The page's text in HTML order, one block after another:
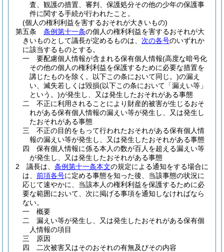
査、観護の措置、審判、保護処分その他の少年の保護事
件に関する手続が行われたこと。
(個人の権利利益を害するおそれが大きいもの)
第五条
条例第十一条の個人の権利利益を害するおそれが大
きいものとして議長が定めるものは、 次の各号のいずれか
に該当するものとする。
一
要配慮個人情報が含まれる保有個人情報(高度な暗号化
その他の個人の権利利益を保護するために必要な措置を
講じたものを除く。以下この条において同じ。)の漏え
い、滅失若しくは毀損(以下この条において「漏えい等」
という。)が発生し、又は発生したおそれがある事態
二
不正に利用されることにより財産的被害が生じるおそ
れがある保有個人情報の漏えい等が発生し、又は発生し
たおそれがある事態
三
不正の目的をもって行われたおそれがある保有個人情
報の漏えい等が発生し、又は発生したおそれがある事態
四
保有個人情報に係る本人の数が百人を超える漏えい等
が発生し、又は発生したおそれがある事態
2
議長は、 条例第十一条本文の規定による通知をする場合に
は、 前項各号に定める事態を知った後、当該事態の状況に
応じて速やかに、当該本人の権利利益を保護するために必
要な範囲において、次に掲げる事項を通知しなければなら
ない。
一
概要
二
漏えい等が発生し、又は発生したおそれがある保有個
人情報の項目
三
原因
四
二次被害又はそのおそれの有無及びその内容